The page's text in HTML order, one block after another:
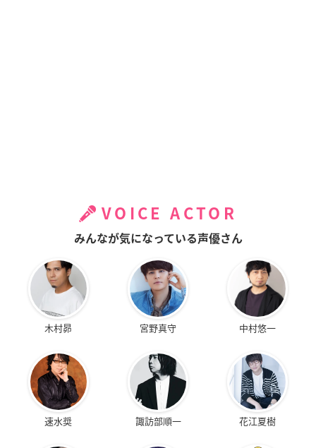
VOICE ACTOR
みんなが気になっている声優さん
木村昴 宮野真守 中村悠一
速水奨 諏訪部順一 花江夏樹